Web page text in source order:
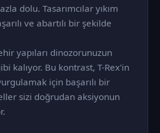
dolu. Tasarımcılar yıkım
ve abartılı bir şekilde
yapıları dinozorunuzun
kalıyor. Bu kontrast, T-Rex'in
için başarılı bir
sizi doğrudan aksiyonun